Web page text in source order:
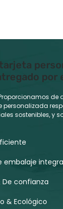
por
personalizada
sostenibles, y
embalaje
confianza
& Ecológico